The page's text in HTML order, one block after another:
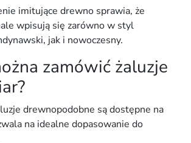
imitujące drewno sprawia, że
wpisują się zarówno w styl
jak i nowoczesny.
zamówić żaluzje
drewnopodobne są dostępne na
na idealne dopasowanie do